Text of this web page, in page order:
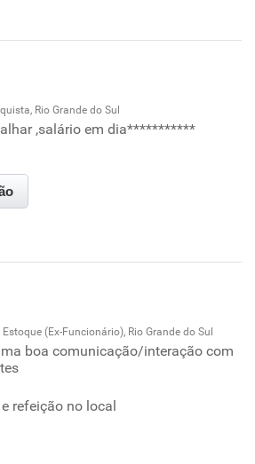
Rio Grande do Sul
,salário em dia***********
familiar
(Ex-Funcionário), Rio Grande do Sul
boa comunicação/interação com
refeição no local